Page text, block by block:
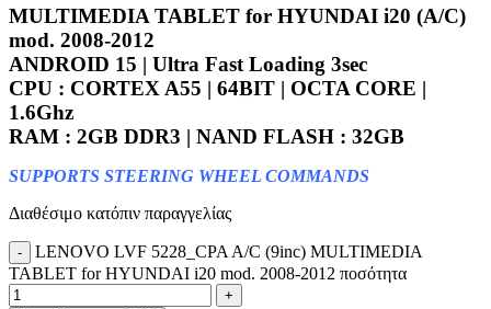
MULTIMEDIA TABLET for HYUNDAI i20 (A/C)
mod. 2008-2012
ANDROID 15 | Ultra Fast Loading 3sec
CPU : CORTEX A55 | 64BIT | OCTA CORE |
1.6Ghz
RAM : 2GB DDR3 | NAND FLASH : 32GB
SUPPORTS STEERING WHEEL COMMANDS
Διαθέσιμο κατόπιν παραγγελίας
LENOVO LVF 5228_CPA A/C (9inc) MULTIMEDIA
TABLET for HYUNDAI i20 mod. 2008-2012 ποσότητα